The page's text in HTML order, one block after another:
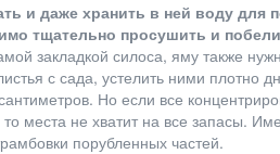
и даже хранить в ней воду для
тщательно просушить и
закладкой силоса, яму также
с сада, устелить ними плотно
Но если все
места не хватит на все запасы.
порубленных частей.